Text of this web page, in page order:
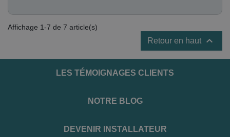
Affichage 1-7 de 7 article(s)
Retour en haut 
LES TÉMOIGNAGES CLIENTS
NOTRE BLOG
DEVENIR INSTALLATEUR